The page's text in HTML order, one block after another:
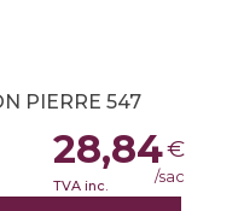
PIERRE 547
28,84€
TVA inc. /sac